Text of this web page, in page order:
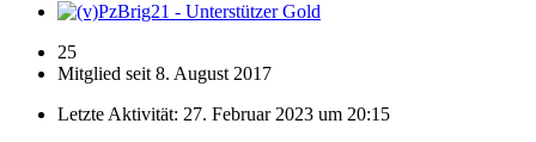
25
Mitglied seit 8. August 2017
Letzte Aktivität: 27. Februar 2023 um 20:15